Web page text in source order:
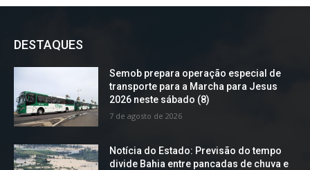
DESTAQUES
Semob prepara operação especial de
transporte para a Marcha para Jesus
2026 neste sábado (8)
7 de agosto de 2026
Notícia do Estado: Previsão do tempo
divide Bahia entre pancadas de chuva e